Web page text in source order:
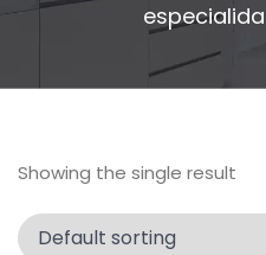
Showing the single result